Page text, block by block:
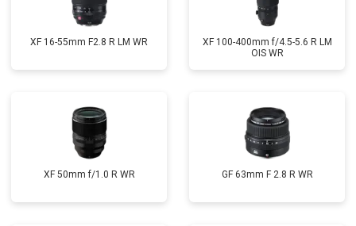
XF 16-55mm F2.8 R LM WR
XF 100-400mm f/4.5-5.6 R LM
OIS WR
XF 50mm f/1.0 R WR GF 63mm F 2.8 R WR